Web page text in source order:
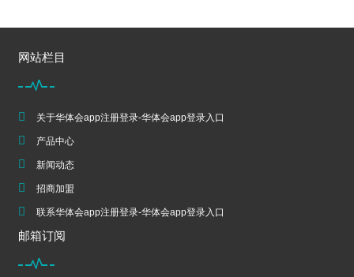
网站栏目
关于华体会app注册登录-华体会app登录入口
产品中心
新闻动态
招商加盟
联系华体会app注册登录-华体会app登录入口
邮箱订阅